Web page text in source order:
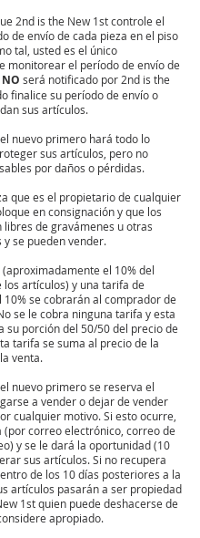
2nd is the New 1st controle el
de envío de cada pieza en el piso
tal, usted es el único
monitorear el período de envío de
NO será notificado por 2nd is the
finalice su período de envío o
sus artículos.
nuevo primero hará todo lo
sus artículos, pero no
por daños o pérdidas.
que es el propietario de cualquier
en consignación y que los
libres de gravámenes u otras
y se pueden vender.
(aproximadamente el 10% del
los artículos) y una tarifa de
se cobrarán al comprador de
se le cobra ninguna tarifa y esta
su porción del 50/50 del precio de
tarifa se suma al precio de la
venta.
nuevo primero se reserva el
a vender o dejar de vender
cualquier motivo. Si esto ocurre,
(por correo electrónico, correo de
y se le dará la oportunidad (10
sus artículos. Si no recupera
de los 10 días posteriores a la
artículos pasarán a ser propiedad
1st quien puede deshacerse de
apropiado.